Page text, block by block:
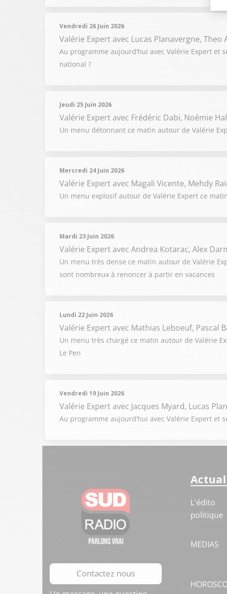
Vendredi 26 Juin 2026
Valérie Expertavec Lucas Planavergne, Theo
Au programme aujourd’hui avec Valérie Expert et
national ?
Jeudi 25 Juin 2026
Valérie Expertavec Frédéric Dabi, Noémie
Un menu détonnant ce matin autour de Valérie
Mercredi 24 Juin 2026
Valérie Expertavec Magali Vicente, Mehdy
Un menu explosif autour de Valérie Expert ce
Mardi 23 Juin 2026
Valérie Expertavec Andrea Kotarac, Alex
Un menu très dense ce matin autour de Valérie
sont nombreux à renoncer à partir en vacances
Lundi 22 Juin 2026
Valérie Expertavec Mathias Leboeuf, Pascal
Un menu très chargé ce matin autour de Valérie
Le Pen
Vendredi 19 Juin 2026
Valérie Expertavec Jacques Myard, Lucas
Au programme aujourd’hui avec Valérie Expert et
Contactez nous
L'édito
politique
MEDIAS